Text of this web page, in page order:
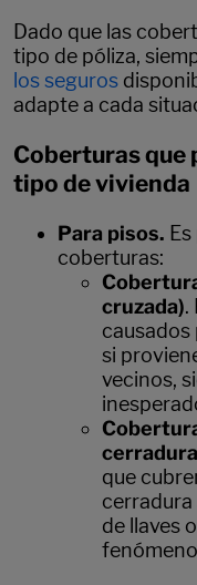
Dado que las
tipo de póliza,
los seguros
adapte a cada
Coberturas que
tipo de vivienda
Para pisos.
coberturas:
cruzada).
si
vecinos,
que
cerradura
de llaves